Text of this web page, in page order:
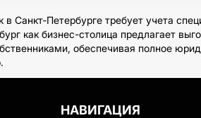
в Санкт-Петербурге требует учета
как бизнес-столица предлагает
обеспечивая полное
НАВИГАЦИЯ